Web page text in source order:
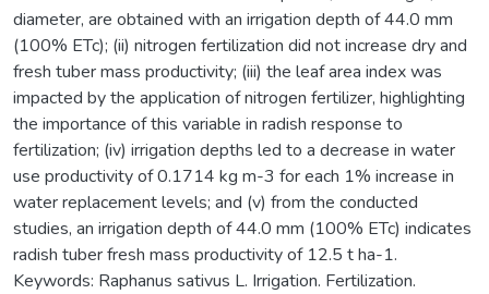
diameter, are obtained with an irrigation depth of 44.0 mm
(100% ETc); (ii) nitrogen fertilization did not increase dry and
fresh tuber mass productivity; (iii) the leaf area index was
impacted by the application of nitrogen fertilizer, highlighting
the importance of this variable in radish response to
fertilization; (iv) irrigation depths led to a decrease in water
use productivity of 0.1714 kg m-3 for each 1% increase in
water replacement levels; and (v) from the conducted
studies, an irrigation depth of 44.0 mm (100% ETc) indicates
radish tuber fresh mass productivity of 12.5 t ha-1.
Keywords: Raphanus sativus L. Irrigation. Fertilization.